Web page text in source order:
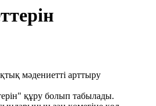
мәдениетті арттыру
құру болып табылады.